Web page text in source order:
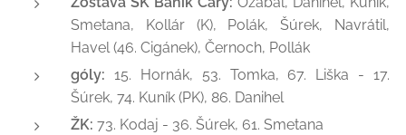
Smetana, Kollár (K), Polák, Šúrek, Navrátil,
Havel (46. Cigánek), Černoch, Pollák
góly: 15. Hornák, 53. Tomka, 67. Liška - 17.
Šúrek, 74. Kuník (PK), 86. Danihel
ŽK: 73. Kodaj - 36. Šúrek, 61. Smetana